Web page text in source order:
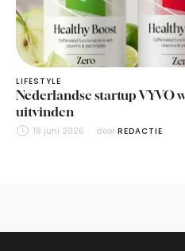
LIFESTYLE
Nederlandse startup VYVO
uitvinden
18 juni 2026 door REDACTIE